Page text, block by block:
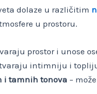
dolaze u različitim
u prostoru.
prostor i unose
intimniju i
i tamnih tonova –